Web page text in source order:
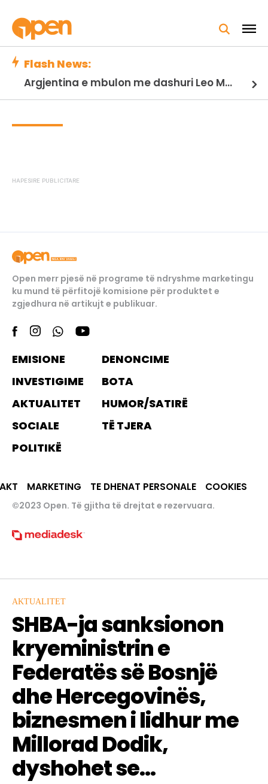
Flash News:
Zjarret nuk ndalen në Mallakastrën e Egër/ Riaktivizohet vatra në Panahor, flakët avancojnë drejt Greshicës
Open merr pjesë në programe të ndryshme marketingu
ku mund të përfitojë komisione për produktet e
zgjedhura në artikujt e publikuar.
EMISIONE
INVESTIGIME
AKTUALITET
SOCIALE
POLITIKË
DENONCIME
BOTA
HUMOR/SATIRË
TË TJERA
MARKETING TE DHENAT PERSONALE COOKIES
©2023 Open. Të gjitha të drejtat e rezervuara.
AKTUALITET
SHBA-ja sanksionon
kryeministrin e
Federatës së Bosnjë
dhe Hercegovinës,
biznesmen i lidhur me
Millorad Dodik,
dyshohet se…